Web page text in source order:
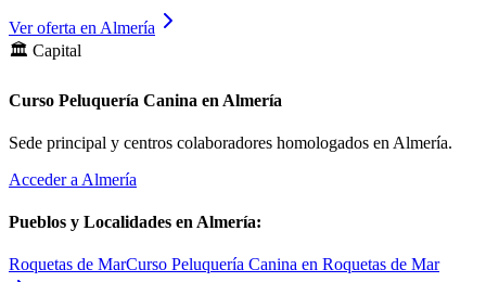
Ver oferta en Almería
🏛️ Capital
Curso Peluquería Canina en Almería
Sede principal y centros colaboradores homologados en Almería.
Acceder a Almería
Pueblos y Localidades en Almería:
Roquetas de MarCurso Peluquería Canina en Roquetas de Mar